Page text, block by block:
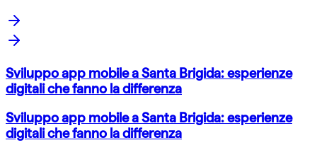
Sviluppo app mobile a Santa Brigida: esperienze
digitali che fanno la differenza
Sviluppo app mobile a Santa Brigida: esperienze
digitali che fanno la differenza